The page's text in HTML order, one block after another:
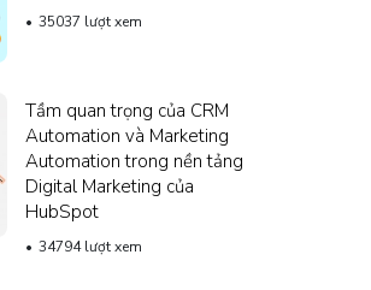
35037 lượt xem
Tầm quan trọng của CRM
Automation và Marketing
Automation trong nền tảng
Digital Marketing của
HubSpot
34794 lượt xem